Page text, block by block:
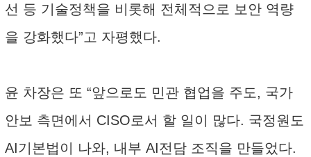
선 등 기술정책을 비롯해 전체적으로 보안 역량
을 강화했다”고 자평했다.
윤 차장은 또 “앞으로도 민관 협업을 주도, 국가
안보 측면에서 CISO로서 할 일이 많다. 국정원도
AI기본법이 나와, 내부 AI전담 조직을 만들었다.